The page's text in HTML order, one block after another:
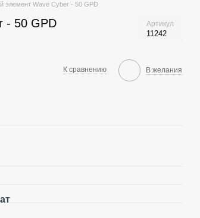
элемент Wave Cyber ​​- 50 GPD
​​- 50 GPD Артикул
11242
К сравнению В желания